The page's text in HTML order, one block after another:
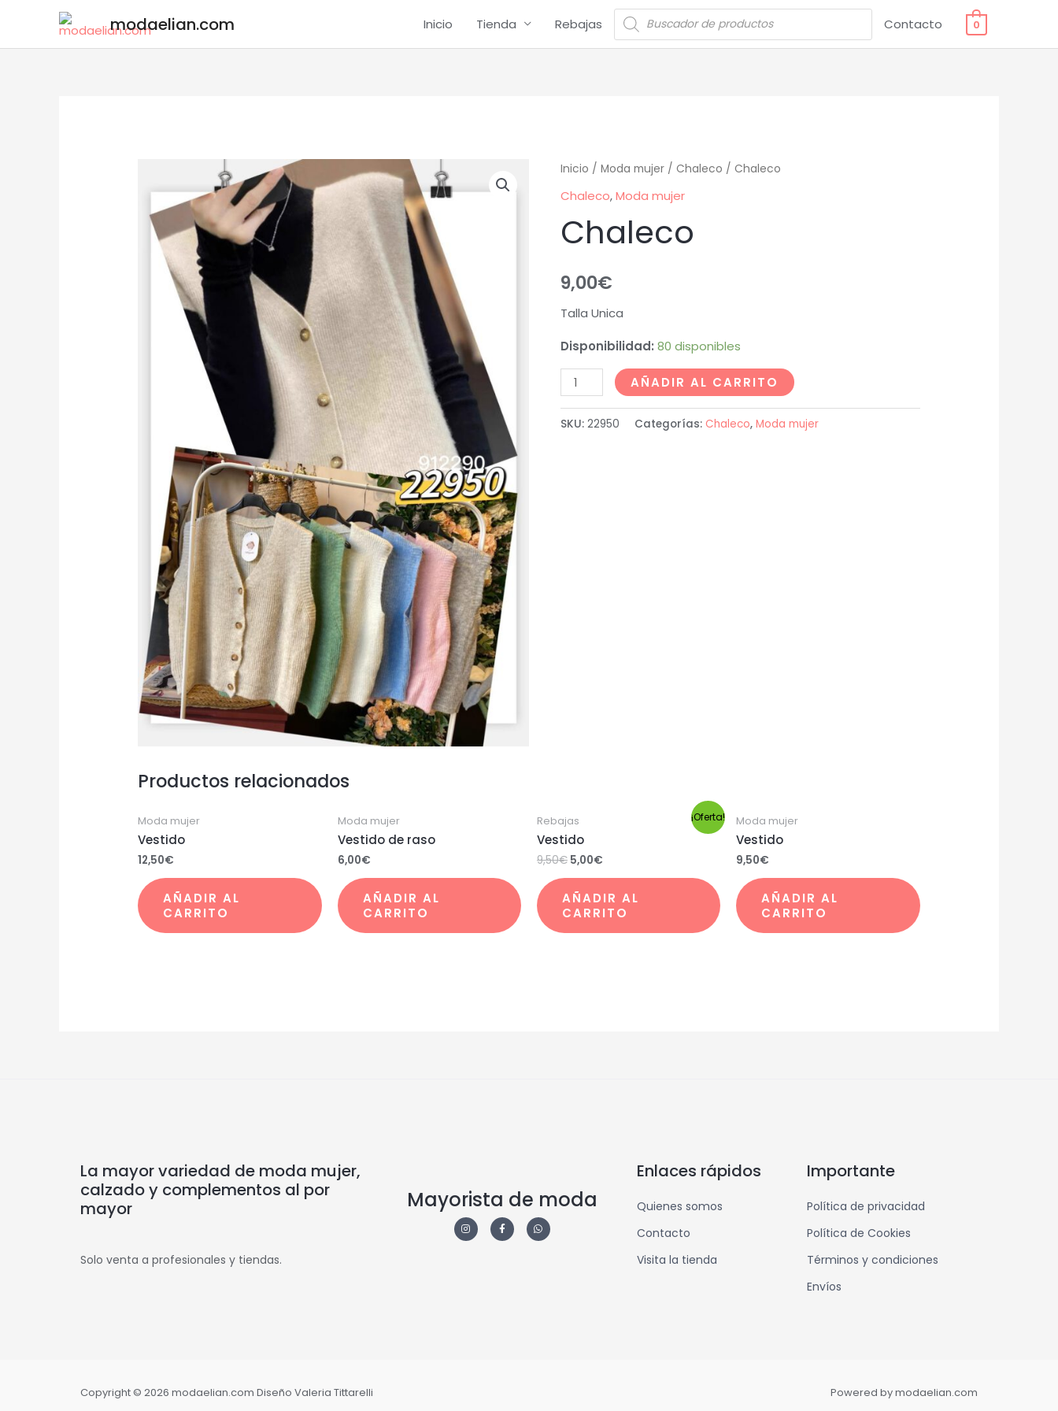
modaelian.com Inicio Tienda Rebajas Contacto 0
Inicio / Moda mujer/ Chaleco / Chaleco
Chaleco,Moda mujer
Chaleco
9,00€
Talla Unica
Disponibilidad: 80 disponibles
AÑADIR AL CARRITO
SKU: 22950 Categorías: Chaleco, Moda mujer
Productos relacionados
Moda mujer
Vestido
12,50€
AÑADIR AL
CARRITO
Moda mujer
Vestido de raso
6,00€
AÑADIR AL
CARRITO
¡Oferta!
Rebajas
Vestido
9,50€ 5,00€
AÑADIR AL
CARRITO
Moda mujer
Vestido
9,50€
AÑADIR AL
CARRITO
La mayor variedad de moda mujer,
calzado y complementos al por
mayor
Solo venta a profesionales y tiendas.
Mayorista de moda
Enlaces rápidos
Quienes somos
Contacto
Visita la tienda
Importante
Política de privacidad
Política de Cookies
Términos y condiciones
Envíos
Copyright © 2026 modaelian.com Diseño Valeria Tittarelli Powered by modaelian.com